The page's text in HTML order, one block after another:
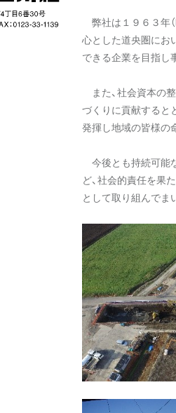
弊社は１９６３年
心とした道央圏にお
できる企業を目指し
また、社会資本の
づくりに貢献すると
発揮し地域の皆様の
今後とも持続可能
ど、社会的責任を果
として取り組んでま